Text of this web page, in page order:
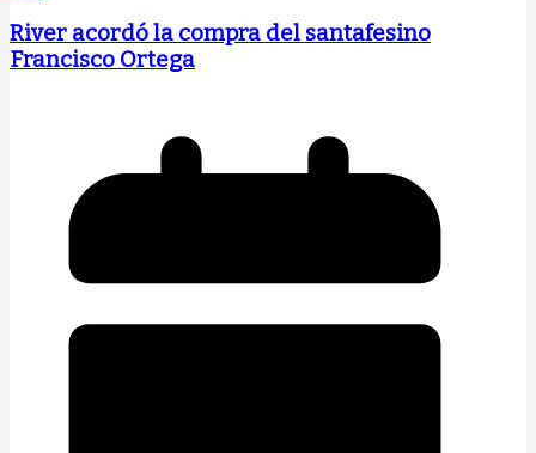
River acordó la compra del santafesino
Francisco Ortega